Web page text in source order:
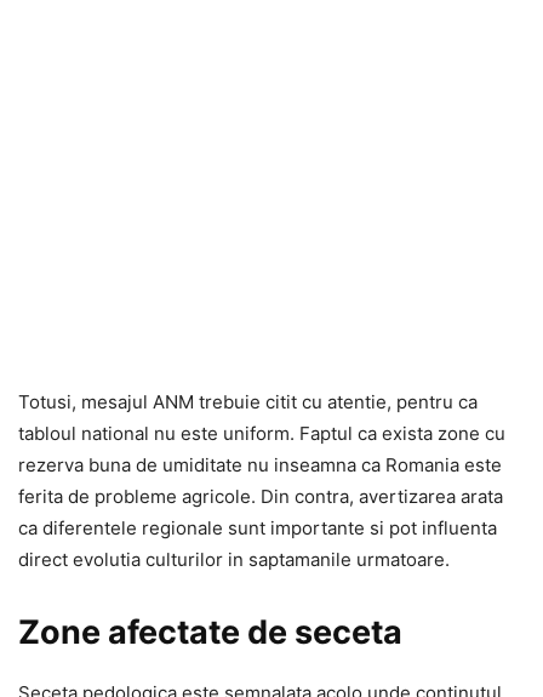
Totusi, mesajul ANM trebuie citit cu atentie, pentru ca
tabloul national nu este uniform. Faptul ca exista zone cu
rezerva buna de umiditate nu inseamna ca Romania este
ferita de probleme agricole. Din contra, avertizarea arata
ca diferentele regionale sunt importante si pot influenta
direct evolutia culturilor in saptamanile urmatoare.
Zone afectate de seceta